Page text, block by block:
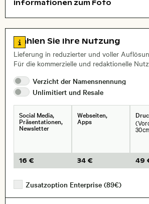
Informationen zum Foto
, Objektiv
Zu den Lizenzinformationen
Wählen Sie Ihre Nutzung
Lieferung in reduzierter und voller
Für die kommerzielle und redaktionelle
Verzicht der Namensnennung
Unlimitiert und Resale
Social Media,
Präsentationen,
Newsletter
16 €
Webseiten,
Apps
34 € 49
Zusatzoption Enterprise (89€)